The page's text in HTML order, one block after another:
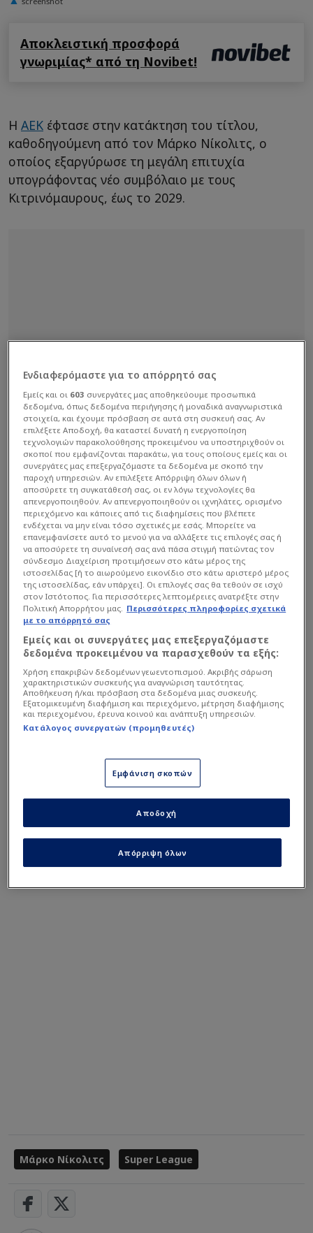
Αποκλειστική προσφορά
γνωριμίας* από τη Novibet!
Η ΑΕΚ έφτασε στην κατάκτηση του τίτλου,
καθοδηγούμενη από τον Μάρκο Νίκολιτς, ο
οποίος εξαργύρωσε τη μεγάλη επιτυχία
υπογράφοντας νέο συμβόλαιο με τους
Κιτρινόμαυρους, έως το 2029.
Η ΠΑΕ ΑΕΚ έδωσε στη δημοσιότητα ένα φοβερό
βίντεο, που παρουσιάζει τον σέρβο προπονητή
σε ρόλο μαέστρου, με τους παίκτες της Ένωσης
να παίζουν τα όργανα στην ορχήστρα!
Μάρκο Νίκολιτς Super League
Ενδιαφερόμαστε για το απόρρητό σας
Εμείς και οι 603 συνεργάτες μας αποθηκεύουμε προσωπικά
δεδομένα, όπως δεδομένα περιήγησης ή μοναδικά αναγνωριστικά
στοιχεία, και έχουμε πρόσβαση σε αυτά στη συσκευή σας. Αν
επιλέξετε Αποδοχή, θα καταστεί δυνατή η ενεργοποίηση
τεχνολογιών παρακολούθησης προκειμένου να υποστηριχθούν οι
σκοποί που εμφανίζονται παρακάτω, για τους οποίους εμείς και οι
συνεργάτες μας επεξεργαζόμαστε τα δεδομένα με σκοπό την
παροχή υπηρεσιών. Αν επιλέξετε Απόρριψη όλων όλων ή
αποσύρετε τη συγκατάθεσή σας, οι εν λόγω τεχνολογίες θα
απενεργοποιηθούν. Αν απενεργοποιηθούν οι ιχνηλάτες, ορισμένο
περιεχόμενο και κάποιες από τις διαφημίσεις που βλέπετε
ενδέχεται να μην είναι τόσο σχετικές με εσάς. Μπορείτε να
επανεμφανίσετε αυτό το μενού για να αλλάξετε τις επιλογές σας ή
να αποσύρετε τη συναίνεσή σας ανά πάσα στιγμή πατώντας τον
σύνδεσμο Διαχείριση προτιμήσεων στο κάτω μέρος της
ιστοσελίδας [ή το αιωρούμενο εικονίδιο στο κάτω αριστερό μέρος
της ιστοσελίδας, εάν υπάρχει]. Οι επιλογές σας θα τεθούν σε ισχύ
στον Ιστότοπος. Για περισσότερες λεπτομέρειες ανατρέξτε στην
Πολιτική Απορρήτου μας. Περισσότερες πληροφορίες σχετικά
με το απόρρητό σας
Εμείς και οι συνεργάτες μας επεξεργαζόμαστε
δεδομένα προκειμένου να παρασχεθούν τα εξής:
Χρήση επακριβών δεδομένων γεωεντοπισμού. Ακριβής σάρωση
χαρακτηριστικών συσκευής για αναγνώριση ταυτότητας.
Αποθήκευση ή/και πρόσβαση στα δεδομένα μιας συσκευής.
Εξατομικευμένη διαφήμιση και περιεχόμενο, μέτρηση διαφήμισης
και περιεχομένου, έρευνα κοινού και ανάπτυξη υπηρεσιών.
Κατάλογος συνεργατών (προμηθευτές)
Εμφάνιση σκοπών
Απόρριψη όλων
Αποδοχή